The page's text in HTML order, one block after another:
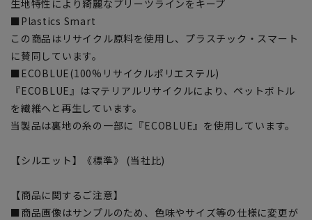
生地特性により綺麗なプリーツラインをキープ
■Plastics Smart
この商品はリサイクル原料を使用し、プラスチック・スマート
に賛同しています。
■ECOBLUE(100%リサイクルポリエステル)
『ECOBLUE』はマテリアルリサイクルにより、ペットボトル
を繊維へと再生しています。
当製品は裏地の糸の一部に『ECOBLUE』を使用しています。
【シルエット】《標準》 (当社比)
【商品に関するご注意】
■商品画像はサンプルのため、色味やサイズ等の仕様に変更が